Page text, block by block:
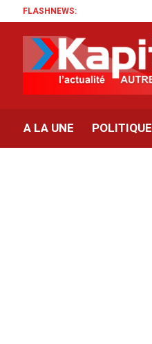
FLASHNEWS:
A LA UNE POLITIQUE